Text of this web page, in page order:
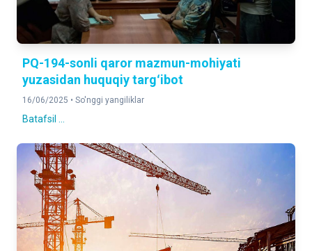
PQ-194-sonli qaror mazmun-mohiyati
yuzasidan huquqiy targʻibot
16/06/2025 • So'nggi yangiliklar
Batafsil ...